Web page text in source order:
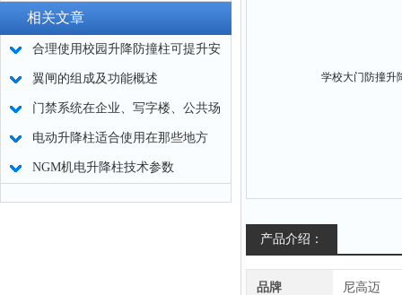
相关文章
合理使用校园升降防撞柱可提升安
全等级
翼闸的组成及功能概述
门禁系统在企业、写字楼、公共场
所的应用
电动升降柱适合使用在那些地方
NGM机电升降柱技术参数
产品介绍：
品牌 尼高迈